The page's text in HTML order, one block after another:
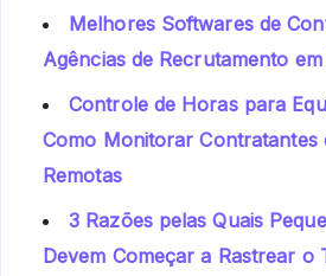
Melhores Softwares de
Agências de Recrutamento
Controle de Horas para
Como Monitorar Contratantes
Remotas
3 Razões pelas Quais
Devem Começar a Rastrear o